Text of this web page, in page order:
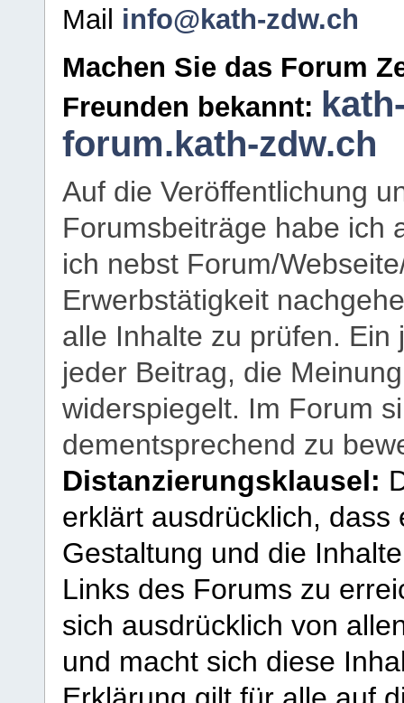
Mail info@kath-zdw.ch
Machen Sie das Forum
Freunden bekannt:
forum.kath-zdw.ch
Auf die Veröffentlichung
Forumsbeiträge habe ich
ich nebst Forum/
Erwerbstätigkeit
alle Inhalte zu prüfen.
jeder Beitrag, die
widerspiegelt. Im Forum
dementsprechend zu
Distanzierungsklausel:
erklärt ausdrücklich,
Gestaltung und die
Links des Forums zu
sich ausdrücklich von
und macht sich diese